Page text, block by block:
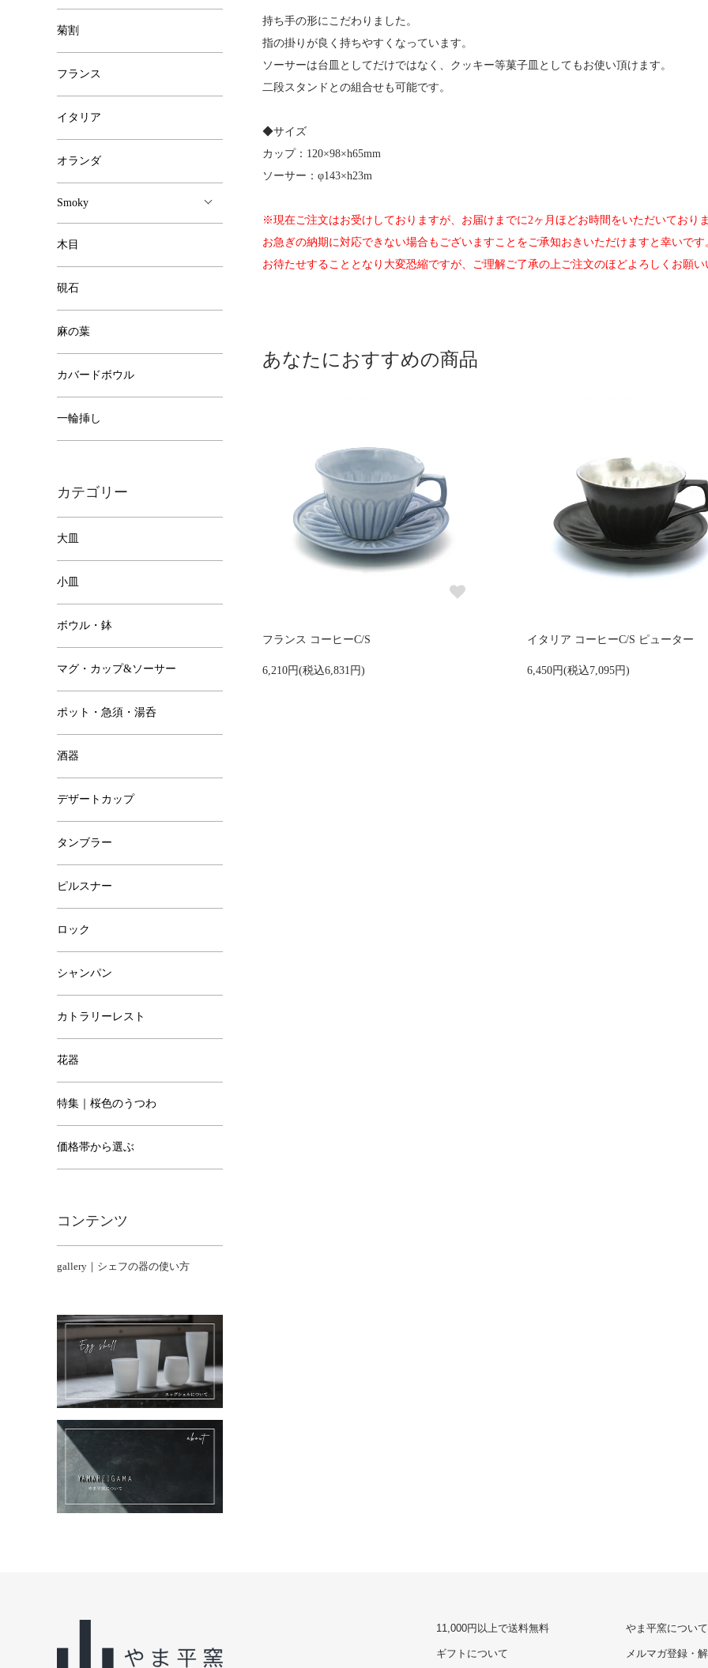
持ち手の形にこだわりました。
指の掛りが良く持ちやすくなっています。
ソーサーは台皿としてだけではなく、クッキー等菓子皿としてもお使い頂けます。
二段スタンドとの組合せも可能です。
◆サイズ
カップ：120×98×h65mm
ソーサー：φ143×h23m
※現在ご注文はお受けしておりますが、お届けまでに2ヶ月ほどお時間をいただいておりま
お急ぎの納期に対応できない場合もございますことをご承知おきいただけますと幸いです
お待たせすることとなり大変恐縮ですが、ご理解ご了承の上ご注文のほどよろしくお願い
あなたにおすすめの商品
フランス コーヒーC/S
6,210円(税込6,831円)
イタリア コーヒーC/S ピューター
6,450円(税込7,095円)
菊割
フランス
イタリア
オランダ
Smoky
木目
硯石
麻の葉
カバードボウル
一輪挿し
カテゴリー
大皿
小皿
ボウル・鉢
マグ・カップ&ソーサー
ポット・急須・湯呑
酒器
デザートカップ
タンブラー
ピルスナー
ロック
シャンパン
カトラリーレスト
花器
特集｜桜色のうつわ
価格帯から選ぶ
コンテンツ
gallery｜シェフの器の使い方
11,000円以上で送料無料
ギフトについて
やま平窯について
メルマガ登録・